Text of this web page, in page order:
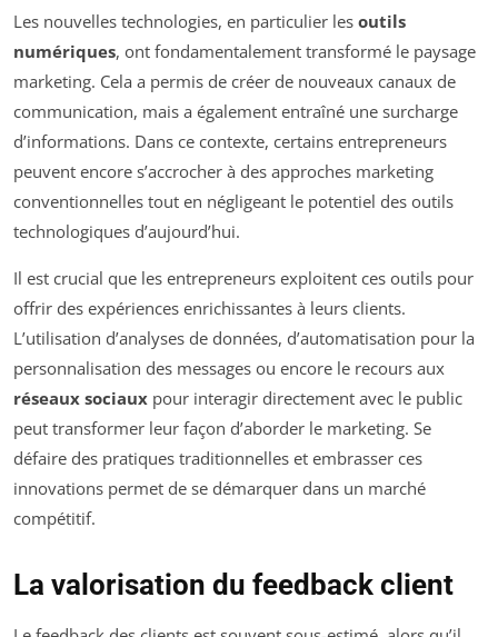
Les nouvelles technologies, en particulier les outils
numériques, ont fondamentalement transformé le paysage
marketing. Cela a permis de créer de nouveaux canaux de
communication, mais a également entraîné une surcharge
d’informations. Dans ce contexte, certains entrepreneurs
peuvent encore s’accrocher à des approches marketing
conventionnelles tout en négligeant le potentiel des outils
technologiques d’aujourd’hui.
Il est crucial que les entrepreneurs exploitent ces outils pour
offrir des expériences enrichissantes à leurs clients.
L’utilisation d’analyses de données, d’automatisation pour la
personnalisation des messages ou encore le recours aux
réseaux sociaux pour interagir directement avec le public
peut transformer leur façon d’aborder le marketing. Se
défaire des pratiques traditionnelles et embrasser ces
innovations permet de se démarquer dans un marché
compétitif.
La valorisation du feedback client